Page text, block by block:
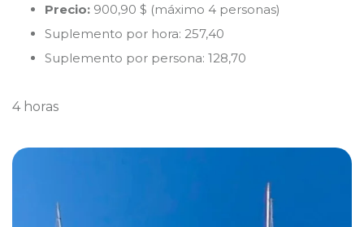
Precio: 900,90 $ (máximo 4 personas)
Suplemento por hora: 257,40
Suplemento por persona: 128,70
4 horas